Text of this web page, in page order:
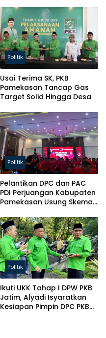
Politik
Usai Terima SK, PKB
Pamekasan Tancap Gas
Target Solid Hingga Desa
Politik
Pelantikan DPC dan PAC
PDI Perjuangan Kabupaten
Pamekasan Usung Skema
Politik
Ikuti UKK Tahap I DPW PKB
Jatim, Alyadi Isyaratkan
Kesiapan Pimpin DPC PKB